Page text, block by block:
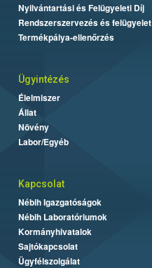
Nyilvántartási és Felügyeleti Díj
Rendszerszervezés és felügyelet
Termékpálya-ellenőrzés
Ügyintézés
Élelmiszer
Állat
Növény
Labor/Egyéb
Kapcsolat
Nébih Igazgatóságok
Nébih Laboratóriumok
Kormányhivatalok
Sajtókapcsolat
Ügyfélszolgálat